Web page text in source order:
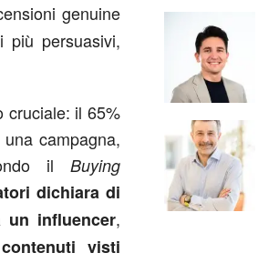
genuine
più persuasivi,
cruciale: il 65%
campagna,
il Buying
dichiara di
un influencer,
visti